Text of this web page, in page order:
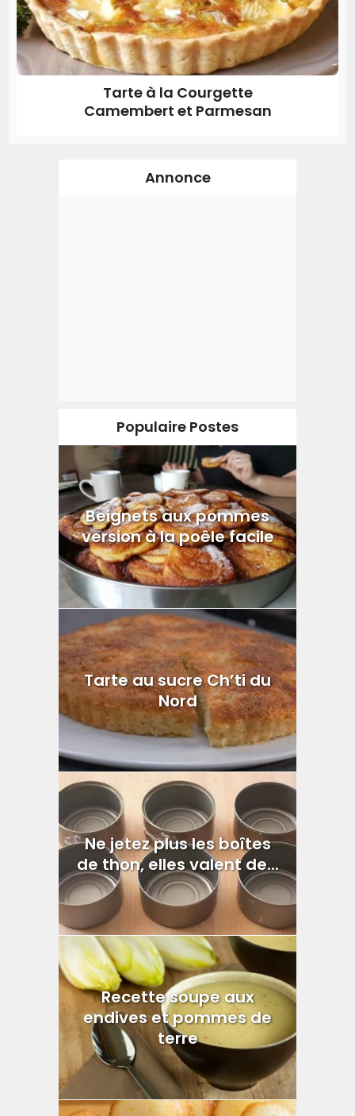
Tarte à la Courgette
Camembert et Parmesan
Annonce
Populaire Postes
Beignets aux pommes
version à la poêle facile
Tarte au sucre Ch’ti du
Nord
Ne jetez plus les boîtes
de thon, elles valent de...
Recette soupe aux
endives et pommes de
terre